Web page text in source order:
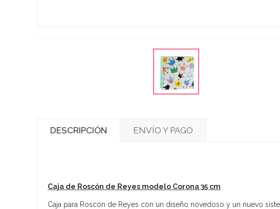
DESCRIPCIÓN ENVÍO Y PAGO
Caja de Roscón de Reyes modelo Corona 35 cm
Caja para Roscón de Reyes con un diseño novedoso y un nuevo